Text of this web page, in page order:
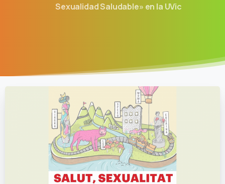
Sexualidad Saludable» en la UVic